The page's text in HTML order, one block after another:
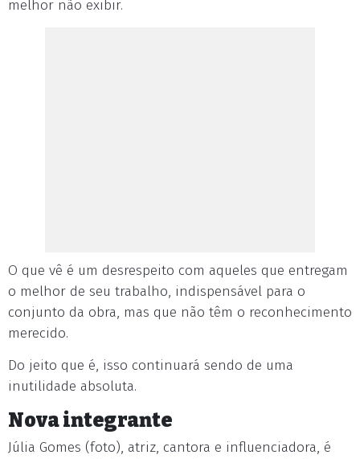
melhor não exibir.
O que vê é um desrespeito com aqueles que entregam
o melhor de seu trabalho, indispensável para o
conjunto da obra, mas que não têm o reconhecimento
merecido.
Do jeito que é, isso continuará sendo de uma
inutilidade absoluta.
Nova integrante
Júlia Gomes (foto), atriz, cantora e influenciadora, é